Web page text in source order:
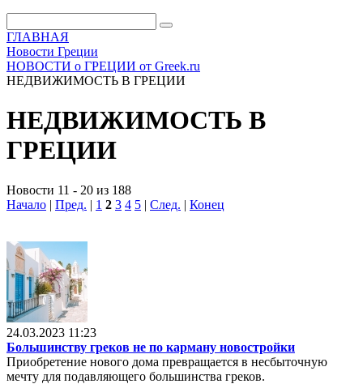
ГЛАВНАЯ
Новости Греции
НОВОСТИ о ГРЕЦИИ от Greek.ru
НЕДВИЖИМОСТЬ В ГРЕЦИИ
НЕДВИЖИМОСТЬ В
ГРЕЦИИ
Новости 11 - 20 из 188
Начало | Пред. | 1 2 3 4 5 | След. | Конец
24.03.2023 11:23
Большинству греков не по карману новостройки
Приобретение нового дома превращается в несбыточную
мечту для подавляющего большинства греков.